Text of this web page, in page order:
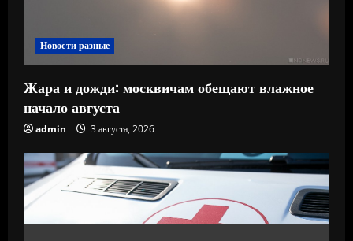
Новости разные
Жара и дожди: москвичам обещают влажное
начало августа
admin 3 августа, 2026